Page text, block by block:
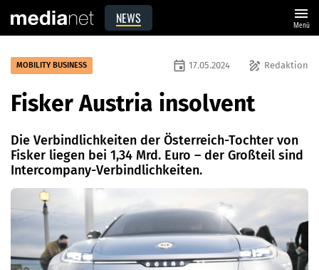
NEWS menu
Menü
MOBILITY BUSINESS draw Redaktion
event 17.05.2024
Fisker Austria insolvent
Die Verbindlichkeiten der Österreich-Tochter von
Fisker liegen bei 1,34 Mrd. Euro – der Großteil sind
Intercompany-Verbindlichkeiten.